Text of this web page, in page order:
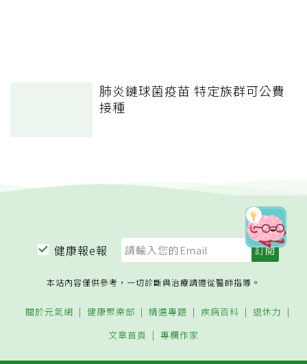
肺炎鏈球菌疫苗 特定族群可公費
接種
健康報e報
本站內容僅供參考，一切診斷與治療請遵從醫師指導。
關於元氣網 健康聚樂部 精選專題 疾病百科
退休力
文章首頁
專欄作家